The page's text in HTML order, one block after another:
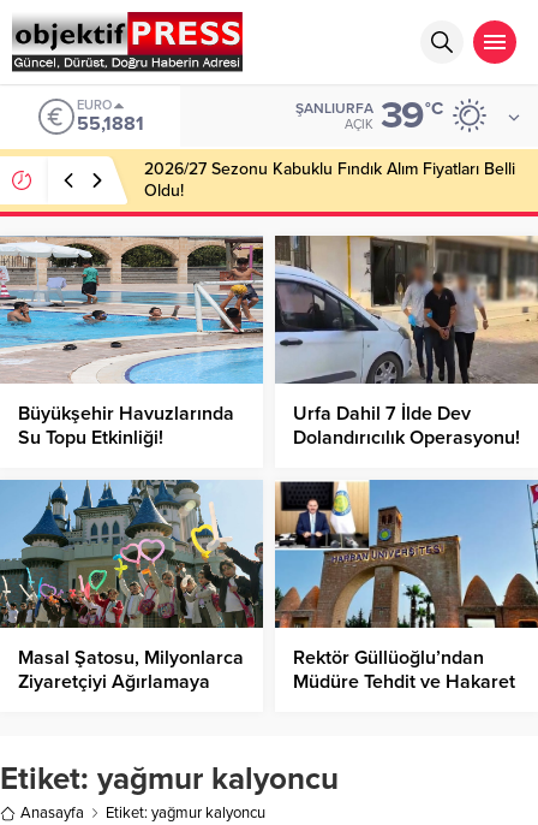
EURO
55,1881
ŞANLIURFA
AÇIK 39°C
2026/27 Sezonu Kabuklu Fındık Alım Fiyatları Belli
Oldu!
Büyükşehir Havuzlarında
Su Topu Etkinliği!
Urfa Dahil 7 İlde Dev
Dolandırıcılık Operasyonu!
Masal Şatosu, Milyonlarca
Ziyaretçiyi Ağırlamaya
Rektör Güllüoğlu’ndan
Müdüre Tehdit ve Hakaret
Etiket: yağmur kalyoncu
Anasayfa Etiket: yağmur kalyoncu